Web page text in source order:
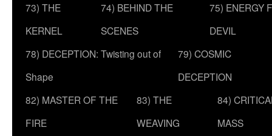
73) THE
KERNEL
74) BEHIND THE
SCENES
75) ENERGY
DEVIL
78) DECEPTION: Twisting out of
Shape
79) COSMIC
DECEPTION
82) MASTER OF THE
FIRE
83) THE
WEAVING
84)
MASS